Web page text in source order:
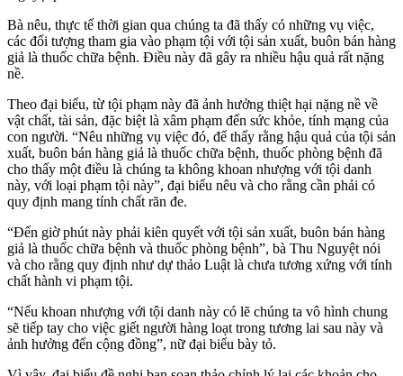
Bà nêu, thực tế thời gian qua chúng ta đã thấy có những vụ việc,
các đối tượng tham gia vào phạm tội với tội sản xuất, buôn bán hàng
giả là thuốc chữa bệnh. Điều này đã gây ra nhiều hậu quả rất nặng
nề.
Theo đại biểu, từ tội phạm này đã ảnh hưởng thiệt hại nặng nề về
vật chất, tài sản, đặc biệt là xâm phạm đến sức khỏe, tính mạng của
con người. “Nêu những vụ việc đó, để thấy rằng hậu quả của tội sản
xuất, buôn bán hàng giả là thuốc chữa bệnh, thuốc phòng bệnh đã
cho thấy một điều là chúng ta không khoan nhượng với tội danh
này, với loại phạm tội này”, đại biểu nêu và cho rằng cần phải có
quy định mang tính chất răn đe.
“Đến giờ phút này phải kiên quyết với tội sản xuất, buôn bán hàng
giả là thuốc chữa bệnh và thuốc phòng bệnh”, bà Thu Nguyệt nói
và cho rằng quy định như dự thảo Luật là chưa tương xứng với tính
chất hành vi phạm tội.
“Nếu khoan nhượng với tội danh này có lẽ chúng ta vô hình chung
sẽ tiếp tay cho việc giết người hàng loạt trong tương lai sau này và
ảnh hưởng đến cộng đồng”, nữ đại biểu bày tỏ.